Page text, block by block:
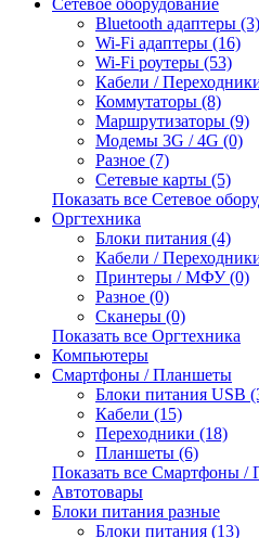
Сетевое оборудование
Bluetooth адаптеры (3)
Wi-Fi адаптеры (16)
Wi-Fi роутеры (53)
Кабели /
Коммутаторы (8)
Маршрутизаторы (9)
Модемы 3G / 4G (0)
Разное (7)
Сетевые карты (5)
Показать все Сетевое
Оргтехника
Блоки питания (4)
Кабели /
Принтеры / МФУ (0)
Разное (0)
Сканеры (0)
Показать все Оргтехника
Компьютеры
Смартфоны / Планшеты
Блоки питания USB
Кабели (15)
Переходники (18)
Планшеты (6)
Показать все Смартфоны /
Автотовары
Блоки питания разные
Блоки питания (13)